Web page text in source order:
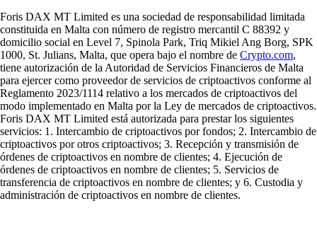
Foris DAX MT Limited es una sociedad de responsabilidad limitada
constituida en Malta con número de registro mercantil C 88392 y
domicilio social en Level 7, Spinola Park, Triq Mikiel Ang Borg, SPK
1000, St. Julians, Malta, que opera bajo el nombre de Crypto.com,
tiene autorización de la Autoridad de Servicios Financieros de Malta
para ejercer como proveedor de servicios de criptoactivos conforme al
Reglamento 2023/1114 relativo a los mercados de criptoactivos del
modo implementado en Malta por la Ley de mercados de criptoactivos.
Foris DAX MT Limited está autorizada para prestar los siguientes
servicios: 1. Intercambio de criptoactivos por fondos; 2. Intercambio de
criptoactivos por otros criptoactivos; 3. Recepción y transmisión de
órdenes de criptoactivos en nombre de clientes; 4. Ejecución de
órdenes de criptoactivos en nombre de clientes; 5. Servicios de
transferencia de criptoactivos en nombre de clientes; y 6. Custodia y
administración de criptoactivos en nombre de clientes.